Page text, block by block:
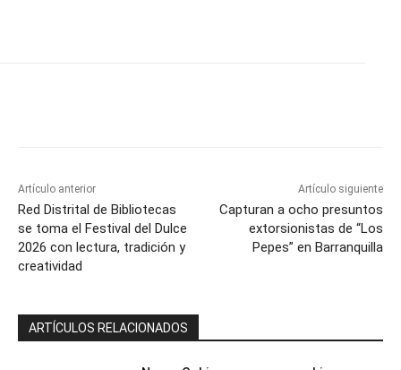
Artículo anterior
Red Distrital de Bibliotecas
se toma el Festival del Dulce
2026 con lectura, tradición y
creatividad
Artículo siguiente
Capturan a ocho presuntos
extorsionistas de “Los
Pepes” en Barranquilla
ARTÍCULOS RELACIONADOS